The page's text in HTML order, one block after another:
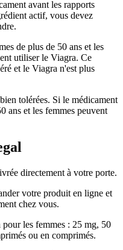
avant les rapports
actif, vous devez
de plus de 50 ans et les
utiliser le Viagra. Ce
et le Viagra n'est plus
tolérées. Si le médicament
ans et les femmes peuvent
directement à votre porte.
votre produit en ligne et
chez vous.
les femmes : 25 mg, 50
ou en comprimés.